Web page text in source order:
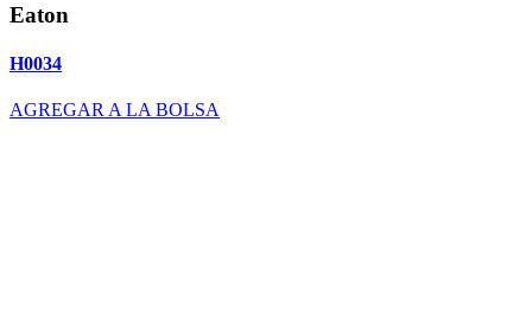
Eaton
H0034
AGREGAR A LA BOLSA